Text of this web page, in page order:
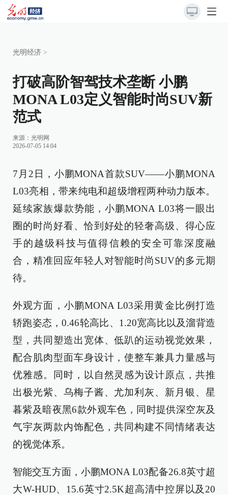
光明经济 >
打破高阶智驾技术垄断 小鹏
MONA L03定义智能时尚SUV新
范式
来源： 光明网
2026-07-05 14:04
7月2日，小鹏MONA首款SUV——小鹏MONA
L03亮相，带来纯电和超级增程两种动力版本。
延续家族爆款势能，小鹏MONA L03将一眼出
圈的时尚好看、恰到好处的轻奢高级、得心应
手的越级科技与值得信赖的安全可靠深度融
合，精准回应年轻人对智能时尚SUV的多元期
待。
外观方面，小鹏MONA L03采用黄金比例打造
轿跑姿态，0.46轮高比、1.20宽高比以及溜背造
型，共同塑造出宽体、低趴的运动视觉效果，
配合肌肉型面车身设计，使整车兼具力量感与
优雅感。同时，以自然灵感为设计原点，共推
出极光紫、乌梅子酱、尤加利灰、新月银、星
暮紫及暗夜黑6款外观车色，同时提供深空灰及
气宇灰两款内饰配色，共同构建不同情绪表达
的视觉体系。
智能交互方面，小鹏MONA L03配备26.8英寸超
大W-HUD、15.6英寸2.5K超高清中控屏以及20